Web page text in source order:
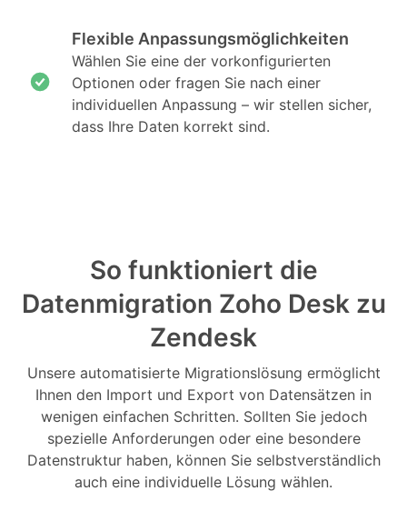
Flexible Anpassungsmöglichkeiten
Wählen Sie eine der vorkonfigurierten
Optionen oder fragen Sie nach einer
individuellen Anpassung – wir stellen sicher,
dass Ihre Daten korrekt sind.
So funktioniert die
Datenmigration Zoho Desk zu
Zendesk
Unsere automatisierte Migrationslösung ermöglicht
Ihnen den Import und Export von Datensätzen in
wenigen einfachen Schritten. Sollten Sie jedoch
spezielle Anforderungen oder eine besondere
Datenstruktur haben, können Sie selbstverständlich
auch eine individuelle Lösung wählen.